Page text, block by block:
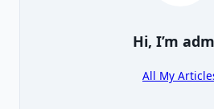
Hi, I’m
All My